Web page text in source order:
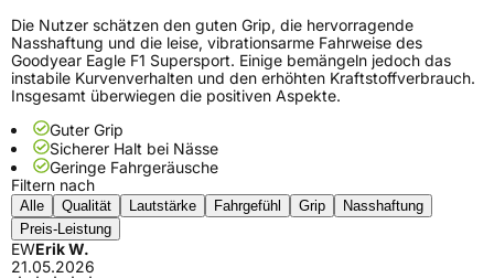
Die Nutzer schätzen den guten Grip, die hervorragende
Nasshaftung und die leise, vibrationsarme Fahrweise des
Goodyear Eagle F1 Supersport. Einige bemängeln jedoch das
instabile Kurvenverhalten und den erhöhten Kraftstoffverbrauch.
Insgesamt überwiegen die positiven Aspekte.
Guter Grip
Sicherer Halt bei Nässe
Geringe Fahrgeräusche
Filtern nach
Alle Qualität Lautstärke Fahrgefühl Grip
Nasshaftung
Preis-Leistung
EWErik W.
21.05.2026